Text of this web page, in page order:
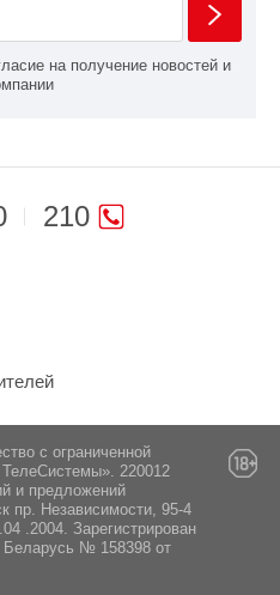
на получение новостей и
210
с ограниченной
220012
и предложений
пр. Независимости, 95-4
.2004. Зарегистрирован
Беларусь № 158398 от